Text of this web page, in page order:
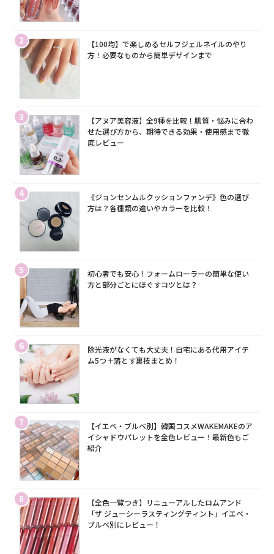
2
【100均】で楽しめるセルフジェルネイルのやり
方！必要なものから簡単デザインまで
3
【アヌア美容液】全9種を比較！肌質・悩みに合わ
せた選び方から、期待できる効果・使用感まで徹
底レビュー
4
《ジョンセンムルクッションファンデ》色の選び
方は？各種類の違いやカラーを比較！
5
初心者でも安心！フォームローラーの簡単な使い
方と部分ごとにほぐすコツとは？
6
除光液がなくても大丈夫！自宅にある代用アイテ
ム5つ＋落とす裏技まとめ！
7
【イエベ・ブルベ別】韓国コスメWAKEMAKEのア
イシャドウパレットを全色レビュー！最新色もご
紹介
8
【全色一覧つき】リニューアルしたロムアンド
「ザ ジューシーラスティングティント」イエベ・
ブルベ別にレビュー！